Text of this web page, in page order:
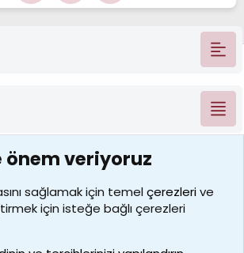
önem veriyoruz
sağlamak için temelçerezlerive
için isteğe bağlı çerezleri